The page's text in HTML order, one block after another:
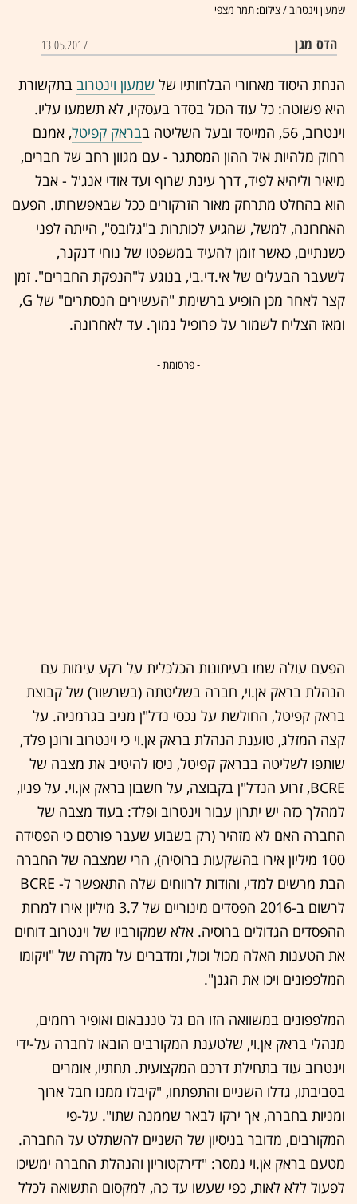
שמעון וינטרוב / צילום: תמר מצפי
הדס מגן 13.05.2017
הנחת היסוד מאחורי הבלחותיו של שמעון וינטרוב בתקשורת
היא פשוטה: כל עוד הכול בסדר בעסקיו, לא תשמעו עליו.
וינטרוב, 56, המייסד ובעל השליטה ב
בראק קפיטל, אמנם
רחוק מלהיות איל ההון המסתגר - עם מגוון רחב של חברים,
מיאיר וליהיא לפיד, דרך עינת שרוף ועד אודי אנג'ל - אבל
הוא בהחלט מתרחק מאור הזרקורים ככל שבאפשרותו. הפעם
האחרונה, למשל, שהגיע לכותרות ב"גלובס", הייתה לפני
כשנתיים, כאשר זומן להעיד במשפטו של נוחי דנקנר,
לשעבר הבעלים של אי.די.בי, בנוגע ל"הנפקת החברים". זמן
קצר לאחר מכן הופיע ברשימת "העשירים הנסתרים" של G,
ומאז הצליח לשמור על פרופיל נמוך. עד לאחרונה.
- פרסומת -
הפעם עולה שמו בעיתונות הכלכלית על רקע עימות עם
הנהלת בראק אן.וי, חברה בשליטתה (בשרשור) של קבוצת
בראק קפיטל, החולשת על נכסי נדל"ן מניב בגרמניה. על
קצה המזלג, טוענת הנהלת בראק אן.וי כי וינטרוב ורונן פלד,
שותפו לשליטה בבראק קפיטל, ניסו להיטיב את מצבה של
BCRE, זרוע הנדל"ן בקבוצה, על חשבון בראק אן.וי. על פניו,
למהלך כזה יש יתרון עבור וינטרוב ופלד: בעוד מצבה של
החברה האם לא מזהיר (רק בשבוע שעבר פורסם כי הפסידה
100 מיליון אירו בהשקעות ברוסיה), הרי שמצבה של החברה
הבת מרשים למדי, והודות לרווחים שלה התאפשר ל- BCRE
לרשום ב-2016 הפסדים מינוריים של 3.7 מיליון אירו למרות
ההפסדים הגדולים ברוסיה. אלא שמקורביו של וינטרוב דוחים
את הטענות האלה מכול וכול, ומדברים על מקרה של "ויקומו
המלפפונים ויכו את הגנן".
המלפפונים במשוואה הזו הם גל טננבאום ואופיר רחמים,
מנהלי בראק אן.וי, שלטענת המקורבים הובאו לחברה על-ידי
וינטרוב עוד בתחילת דרכם המקצועית. תחתיו, אומרים
בסביבתו, גדלו השניים והתפתחו, "קיבלו ממנו חבל ארוך
ומניות בחברה, אך ירקו לבאר שממנה שתו". על-פי
המקורבים, מדובר בניסיון של השניים להשתלט על החברה.
מטעם בראק אן.וי נמסר: "דירקטוריון והנהלת החברה ימשיכו
לפעול ללא לאות, כפי שעשו עד כה, למקסום התשואה לכלל